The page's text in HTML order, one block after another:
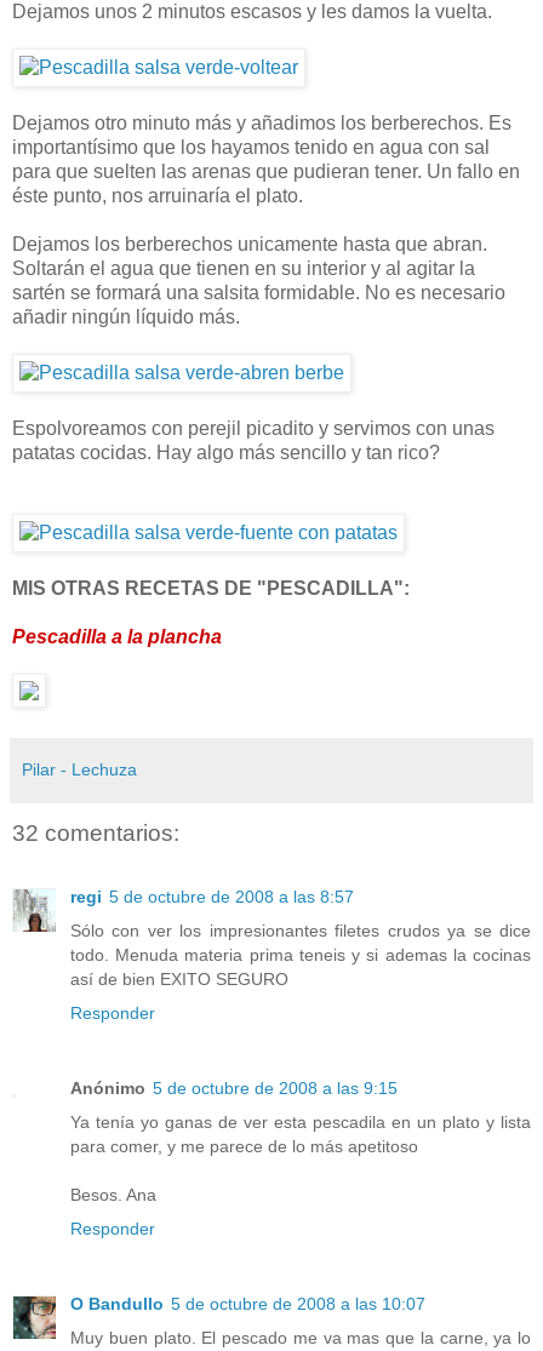
Dejamos unos 2 minutos escasos y les damos la vuelta.
Dejamos otro minuto más y añadimos los berberechos. Es
importantísimo que los hayamos tenido en agua con sal
para que suelten las arenas que pudieran tener. Un fallo en
éste punto, nos arruinaría el plato.
Dejamos los berberechos unicamente hasta que abran.
Soltarán el agua que tienen en su interior y al agitar la
sartén se formará una salsita formidable. No es necesario
añadir ningún líquido más.
Espolvoreamos con perejil picadito y servimos con unas
patatas cocidas. Hay algo más sencillo y tan rico?
MIS OTRAS RECETAS DE "PESCADILLA":
Pescadilla a la plancha
Pilar - Lechuza
32 comentarios:
regi 5 de octubre de 2008 a las 8:57
Sólo con ver los impresionantes filetes crudos ya se dice
todo. Menuda materia prima teneis y si ademas la cocinas
así de bien EXITO SEGURO
Responder
Anónimo 5 de octubre de 2008 a las 9:15
Ya tenía yo ganas de ver esta pescadila en un plato y lista
para comer, y me parece de lo más apetitoso
Besos. Ana
Responder
O Bandullo 5 de octubre de 2008 a las 10:07
Muy buen plato. El pescado me va mas que la carne, ya lo